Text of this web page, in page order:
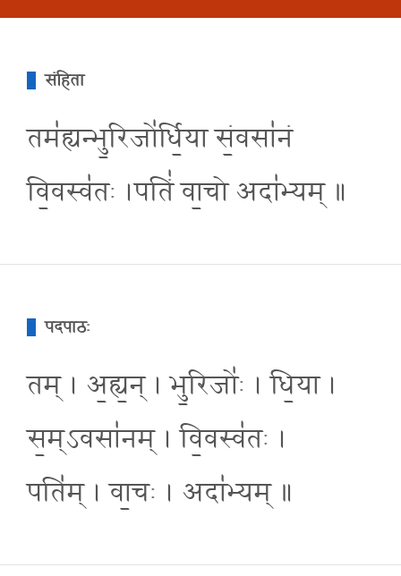
संहिता
तम॑ह्यन्भु॒रिजो॑र्धि॒या सं॒वसा॑नं
वि॒वस्व॑तः ।पतिं॑ वा॒चो अदा॑भ्यम् ॥
पदपाठः
तम् । अ॒ह्य॒न् । भु॒रिजोः॑ । धि॒या ।
स॒म्ऽवसा॑नम् । वि॒वस्व॑तः ।
पति॑म् । वा॒चः । अदा॑भ्यम् ॥